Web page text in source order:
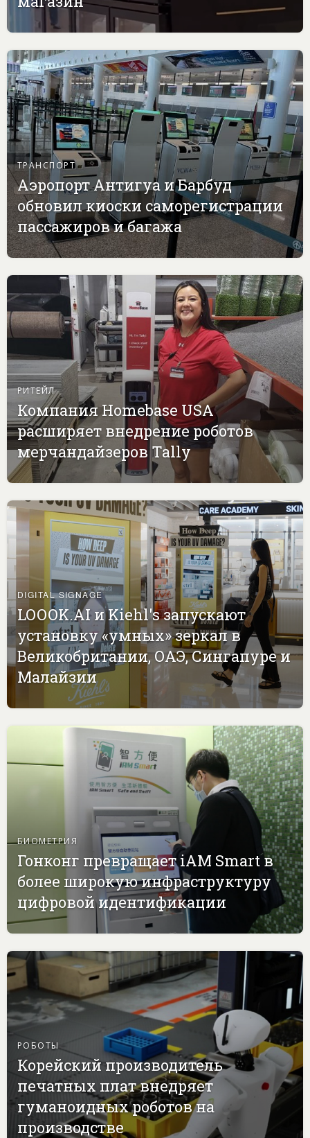
ТРАНСПОРТ
Аэропорт Антигуа и Барбуд
обновил киоски саморегистрации
пассажиров и багажа
РИТЕЙЛ
Компания Homebase USA
расширяет внедрение роботов
мерчандайзеров Tally
DIGITAL SIGNAGE
LOOOK.AI и Kiehl's запускают
установку «умных» зеркал в
Великобритании, ОАЭ, Сингапуре и
Малайзии
БИОМЕТРИЯ
Гонконг превращает iAM Smart в
более широкую инфраструктуру
цифровой идентификации
РОБОТЫ
Корейский производитель
печатных плат внедряет
гуманоидных роботов на
производстве